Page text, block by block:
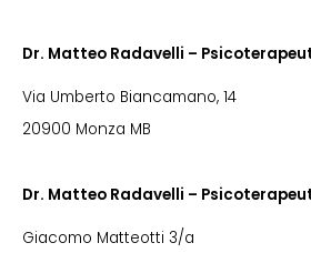
Dr. Matteo Radavelli –
Via Umberto Biancamano, 14
20900 Monza MB
Dr. Matteo Radavelli –
Giacomo Matteotti 3/a